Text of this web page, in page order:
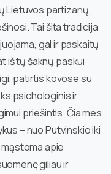
Lietuvos partizanų,
Tai šita tradicija
gal ir paskaitų
iš tų šaknų paskui
patirtis kovose su
psichologinis ir
priešintis. Čia mes
– nuo Putvinskio iki
apie
giliau ir